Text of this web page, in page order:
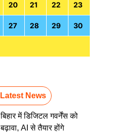
20 21 22 23
27 28 29 30
Latest News
बिहार में डिजिटल गवर्नेंस को
बढ़ावा, AI से तैयार होंगे